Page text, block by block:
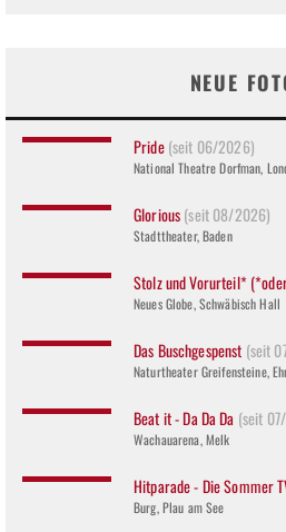
NEUE
Pride(seit 06/2026)
National Theatre Dorfman,
Glorious(seit 08/2026)
Stadttheater, Baden
Stolz und Vorurteil*
Neues Globe, Schwäbisch Hall
Das Buschgespenst (seit
Naturtheater Greifensteine,
Beat it - Da Da Da (seit
Wachauarena, Melk
Hitparade - Die Sommer
Burg, Plau am See